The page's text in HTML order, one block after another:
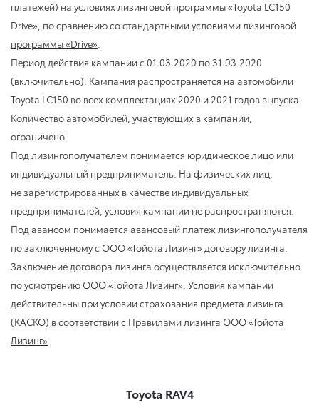
платежей) на условиях лизинговой программы «Toyota LC150
Drive», по сравнению со стандартными условиями лизинговой
программы «Drive»
Период действия кампаниис 01.03.2020 по 31.03.2020
(включительно). Кампания распространяется на автомобили
Toyota LC150 во всех комплектациях 2020 и 2021 годов выпуска.
Количество автомобилей, участвующих в кампании,
ограничено.
Под лизингополучателем понимается юридическое лицо или
индивидуальный предприниматель. На физических лиц,
не зарегистрированных в качестве индивидуальных
предпринимателей, условия кампании не распространяются.
Под авансом понимается авансовый платеж лизингополучателя
по заключенному с ООО «Тойота Лизинг» договору лизинга.
Заключение договора лизинга осуществляется исключительно
по усмотрению ООО «Тойота Лизинг». Условия кампании
действительны при условии страхования предмета лизинга
(КАСКО) в соответствии с Правилами лизинга ООО «Тойота
Лизинг»
Toyota RAV4